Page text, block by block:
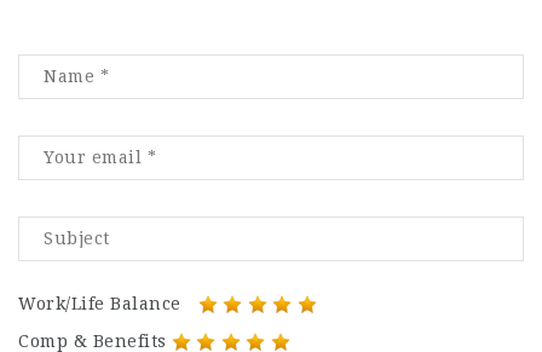
Work/Life Balance
Comp & Benefits